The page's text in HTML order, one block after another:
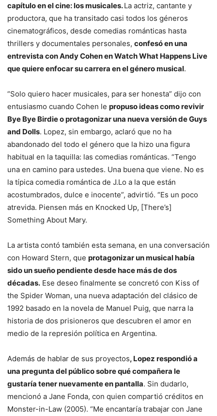
capítulo en el cine: los musicales.La actriz, cantante y
productora, que ha transitado casi todos los géneros
cinematográficos, desde comedias románticas hasta
thrillers y documentales personales, confesó en una
entrevista con Andy Cohen en Watch What Happens Live
que quiere enfocar su carrera en el género musical.
“Solo quiero hacer musicales, para ser honesta” dijo con
entusiasmo cuando Cohen le propuso ideas como revivir
Bye Bye Birdie o protagonizar una nueva versión de Guys
and Dolls. Lopez, sin embargo, aclaró que no ha
abandonado del todo el género que la hizo una figura
habitual en la taquilla: las comedias románticas. “Tengo
una en camino para ustedes. Una buena que viene. No es
la típica comedia romántica de J.Lo a la que están
acostumbrados, dulce e inocente”, advirtió. “Es un poco
atrevida. Piensen más en Knocked Up, [There’s]
Something About Mary.
La artista contó también esta semana, en una conversación
con Howard Stern, que protagonizar un musical había
sido un sueño pendiente desde hace más de dos
décadas. Ese deseo finalmente se concretó con Kiss of
the Spider Woman, una nueva adaptación del clásico de
1992 basado en la novela de Manuel Puig, que narra la
historia de dos prisioneros que descubren el amor en
medio de la represión política en Argentina.
Además de hablar de sus proyectos, Lopez respondió a
una pregunta del público sobre qué compañera le
gustaría tener nuevamente en pantalla. Sin dudarlo,
mencionó a Jane Fonda, con quien compartió créditos en
Monster-in-Law (2005). “Me encantaría trabajar con Jane